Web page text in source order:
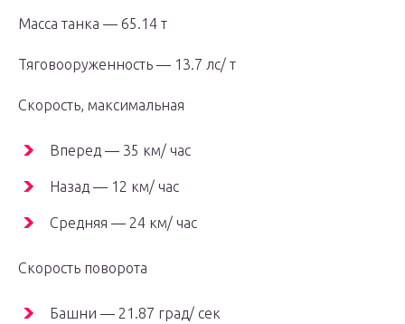
Масса танка — 65.14 т
Тяговооруженность — 13.7 лс/ т
Скорость, максимальная
Вперед — 35 км/ час
Назад — 12 км/ час
Средняя — 24 км/ час
Скорость поворота
Башни — 21.87 град/ сек